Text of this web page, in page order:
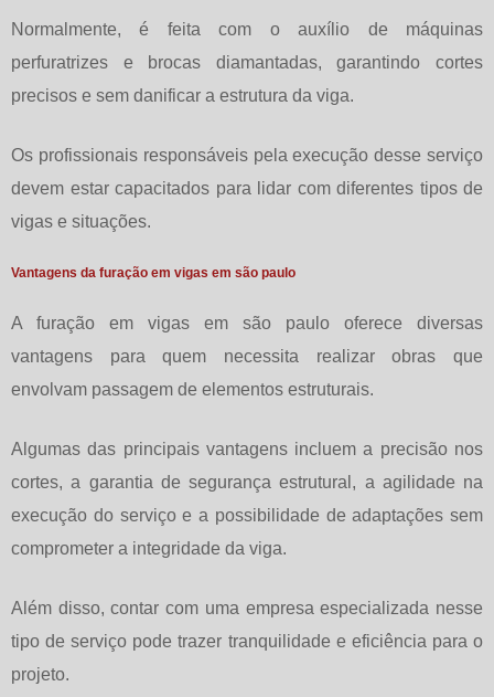
Normalmente, é feita com o auxílio de máquinas
perfuratrizes e brocas diamantadas, garantindo cortes
precisos e sem danificar a estrutura da viga.
Os profissionais responsáveis pela execução desse serviço
devem estar capacitados para lidar com diferentes tipos de
vigas e situações.
Vantagens da furação em vigas em são paulo
A furação em vigas em são paulo oferece diversas
vantagens para quem necessita realizar obras que
envolvam passagem de elementos estruturais.
Algumas das principais vantagens incluem a precisão nos
cortes, a garantia de segurança estrutural, a agilidade na
execução do serviço e a possibilidade de adaptações sem
comprometer a integridade da viga.
Além disso, contar com uma empresa especializada nesse
tipo de serviço pode trazer tranquilidade e eficiência para o
projeto.